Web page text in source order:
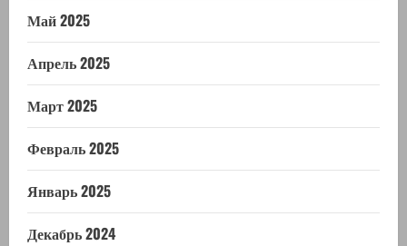
Май 2025
Апрель 2025
Март 2025
Февраль 2025
Январь 2025
Декабрь 2024